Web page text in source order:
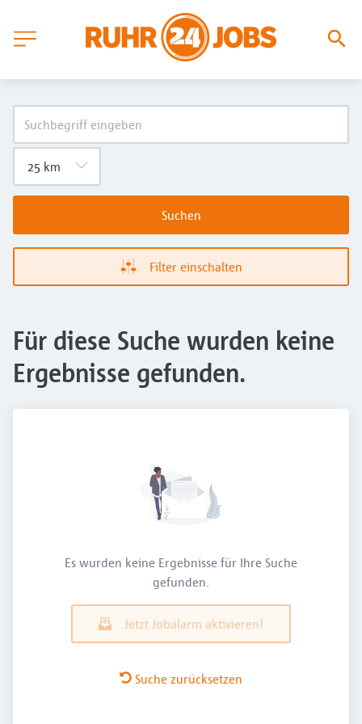
Suchen
Filter einschalten
Für diese Suche wurden keine
Ergebnisse gefunden.
Es wurden keine Ergebnisse für Ihre Suche
gefunden.
Jetzt Jobalarm aktivieren!
Suche zurücksetzen